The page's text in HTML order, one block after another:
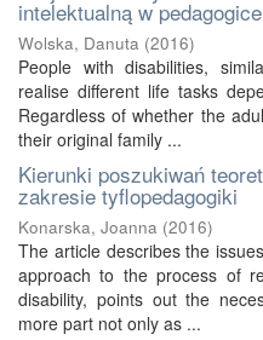
intelektualną w
Wolska, Danuta (2016)
People with disabilities,
realise different life tasks
Regardless of whether the
their original family ...
Kierunki poszukiwań
zakresie tyflopedagogiki
Konarska, Joanna (2016)
The article describes the
approach to the process of
disability, points out the
more part not only as ...